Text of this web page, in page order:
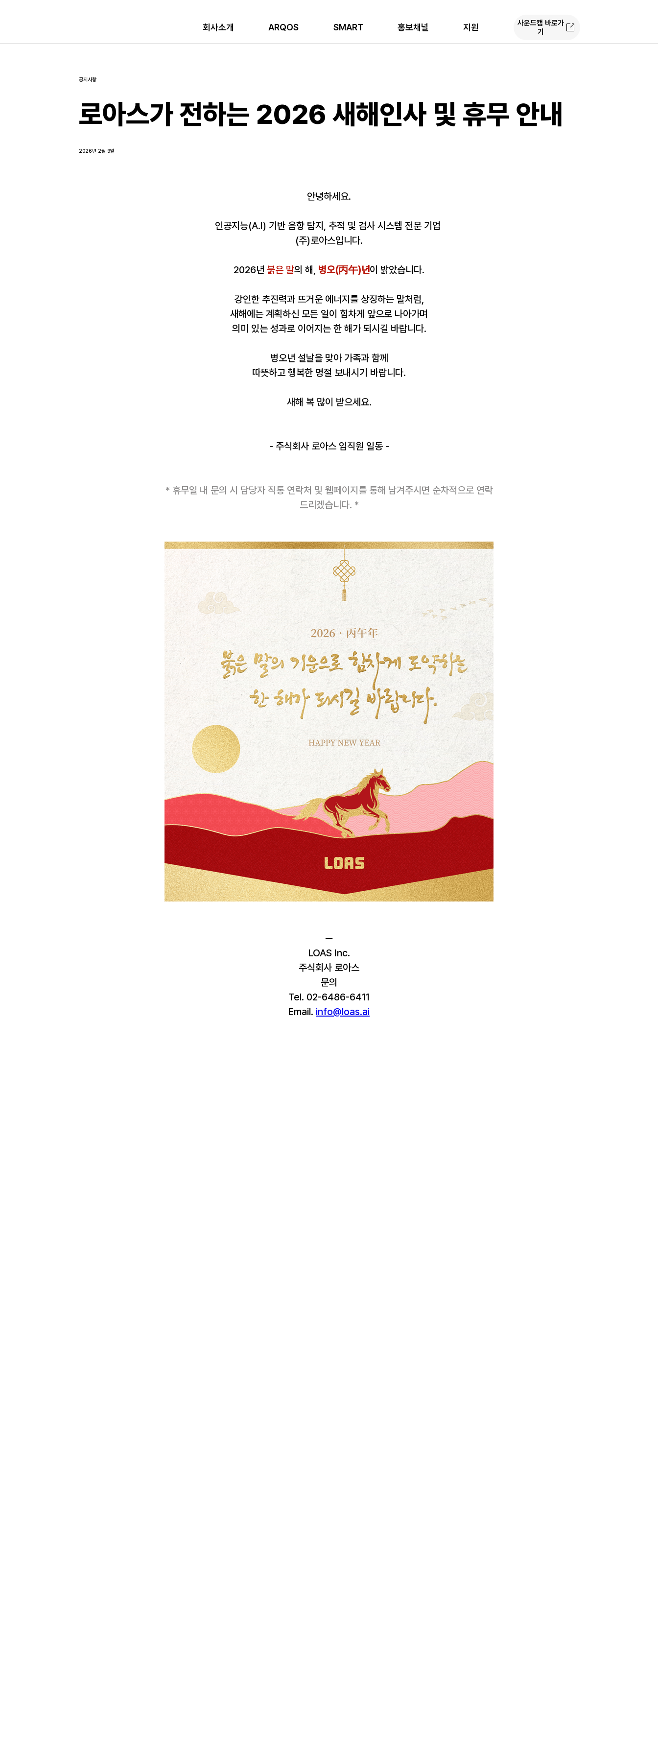
회사소개 ARQOS SMART 홍보채널 지원
사운드캠 바로가
기
2026년 2월 9일
로아스가 전하는 2026 새해인사 및 휴무 안내
공지사항
안녕하세요.
인공지능(A.I) 기반 음향 탐지, 추적 및 검사 시스템 전문 기업
(주)로아스입니다.
2026년 붉은 말의 해, 병오(丙午)년이 밝았습니다.
강인한 추진력과 뜨거운 에너지를 상징하는 말처럼,
새해에는 계획하신 모든 일이 힘차게 앞으로 나아가며
의미 있는 성과로 이어지는 한 해가 되시길 바랍니다.
병오년 설날을 맞아 가족과 함께
따뜻하고 행복한 명절 보내시기 바랍니다.
새해 복 많이 받으세요.
- 주식회사 로아스 임직원 일동 -
* 휴무일 내 문의 시 담당자 직통 연락처 및 웹페이지를 통해 남겨주시면 순차적으로 연락
드리겠습니다. *
─
LOAS Inc.
주식회사 로아스
문의
Tel. 02-6486-6411
Email. info@loas.ai